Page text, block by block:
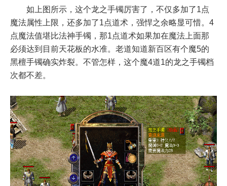
如上图所示，这个龙之手镯厉害了，不仅多加了1点
魔法属性上限，还多加了1点道术，强悍之余略显可惜。4
点魔法值堪比法神手镯，那1点道术如果加在魔法上面那
必须达到目前天花板的水准。老道知道新百区有个魔5的
黑檀手镯确实炸裂。不管怎样，这个魔4道1的龙之手镯档
次都不差。